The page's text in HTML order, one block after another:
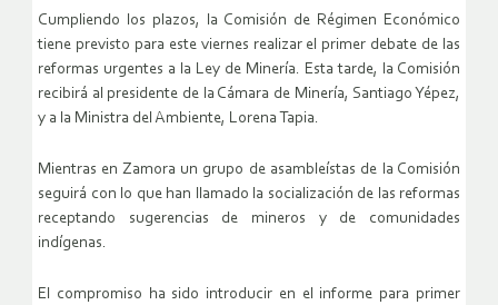
Cumpliendo los plazos, la Comisión de Régimen Económico
tiene previsto para este viernes realizar el primer debate de las
reformas urgentes a la Ley de Minería. Esta tarde, la Comisión
recibirá al presidente de la Cámara de Minería, Santiago Yépez,
y a la Ministra del Ambiente, Lorena Tapia.
Mientras en Zamora un grupo de asambleístas de la Comisión
seguirá con lo que han llamado la socialización de las reformas
receptando sugerencias de mineros y de comunidades
indígenas.
El compromiso ha sido introducir en el informe para primer